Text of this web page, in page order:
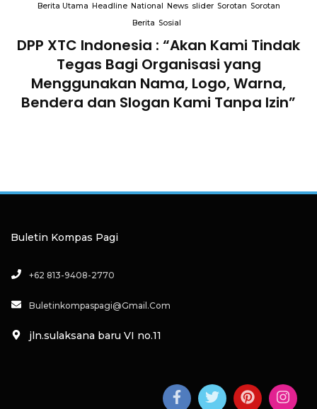
Berita Utama Headline National News slider Sorotan Sorotan
Berita Sosial
DPP XTC Indonesia : “Akan Kami Tindak
Tegas Bagi Organisasi yang
Menggunakan Nama, Logo, Warna,
Bendera dan Slogan Kami Tanpa Izin”
Buletin Kompas Pagi
+62 813-9408-2770
Buletinkompaspagi@gmail.com
jln.sulaksana baru VI no.11